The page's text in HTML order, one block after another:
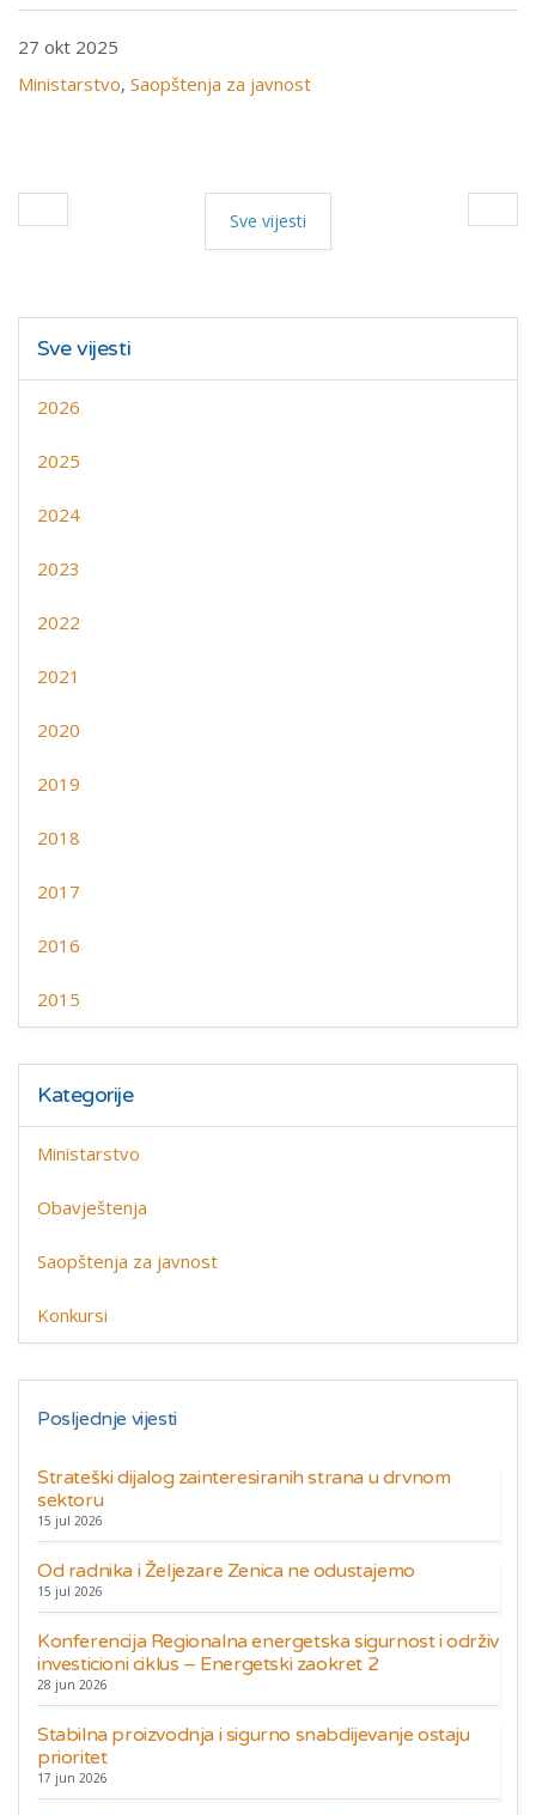
27 okt 2025
Ministarstvo, Saopštenja za javnost
Sve vijesti
Sve vijesti
2026
2025
2024
2023
2022
2021
2020
2019
2018
2017
2016
2015
Kategorije
Ministarstvo
Obavještenja
Saopštenja za javnost
Konkursi
Posljednje vijesti
Strateški dijalog zainteresiranih strana u drvnom
sektoru
15 jul 2026
Od radnika i Željezare Zenica ne odustajemo
15 jul 2026
Konferencija Regionalna energetska sigurnost i održiv
investicioni ciklus – Energetski zaokret 2
28 jun 2026
Stabilna proizvodnja i sigurno snabdijevanje ostaju
prioritet
17 jun 2026